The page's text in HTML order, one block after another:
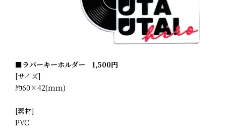
■ラバーキーホルダー 1,500円
[サイズ]
約60×42(mm)
[素材]
PVC